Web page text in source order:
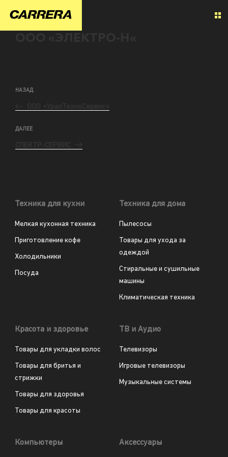
НАЗАД
ДАЛЕЕ
Техника для кухни
Мелкая кухонная техника
Приготовление кофе
Холодильники
Посуда
Техника для дома
Пылесосы
Товары для ухода за
одеждой
Стиральные и сушильные
машины
Климатическая техника
Красота и здоровье
Товары для укладки волос
Товары для бритья и
стрижки
Товары для здоровья
Товары для красоты
ТВ и Аудио
Телевизоры
Игровые телевизоры
Музыкальные системы
Компьютеры Аксессуары